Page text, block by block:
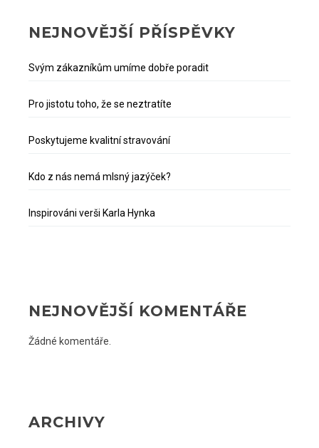
NEJNOVĚJŠÍ PŘÍSPĚVKY
Svým zákazníkům umíme dobře poradit
Pro jistotu toho, že se neztratíte
Poskytujeme kvalitní stravování
Kdo z nás nemá mlsný jazýček?
Inspirováni verši Karla Hynka
NEJNOVĚJŠÍ KOMENTÁŘE
Žádné komentáře.
ARCHIVY